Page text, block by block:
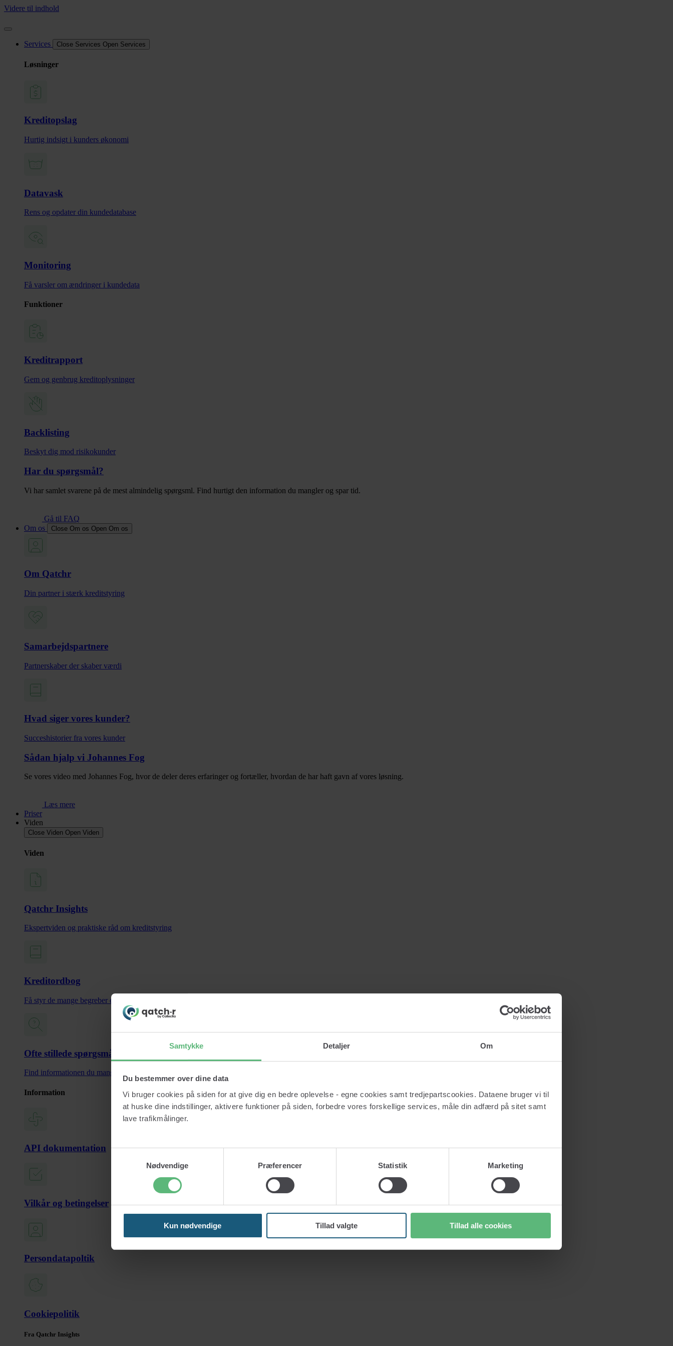
Samtykke Detaljer Om
Du bestemmer over dine data
Vi bruger cookies på siden for at give dig en bedre oplevelse - egne cookies samt tredjepartscookies. Dataene bruger vi til
at huske dine indstillinger, aktivere funktioner på siden, forbedre vores forskellige services, måle din adfærd på sitet samt
lave trafikmålinger.
Nødvendige
Præferencer Statistik Marketing
Kun nødvendige Tillad valgte Tillad alle cookies
Videre til indhold
Services Close Services Open Services
Løsninger
Kreditopslag
Hurtig indsigt i kunders økonomi
Datavask
Rens og opdater din kundedatabase
Monitoring
Få varsler om ændringer i kundedata
Funktioner
Kreditrapport
Gem og genbrug kreditoplysninger
Backlisting
Beskyt dig mod risikokunder
Har du spørgsmål?
Vi har samlet svarene på de mest almindelig spørgsml. Find hurtigt den information du mangler og spar tid.
Gå til FAQ
Om os
Close Om os Open Om os
Om Qatchr
Din partner i stærk kreditstyring
Samarbejdspartnere
Partnerskaber der skaber værdi
Hvad siger vores kunder?
Succes­historier fra vores kunder
Sådan hjalp vi Johannes Fog
Se vores video med Johannes Fog, hvor de deler deres erfaringer og fortæller, hvordan de har haft gavn af vores løsning.
Læs mere
Priser
Viden
Close Viden Open Viden
Viden
Qatchr Insights
Ekspertviden og praktiske råd om kreditstyring
Kreditordbog
Få styr de mange begreber og termer inden for kreditstyring
Ofte stillede spørgsmål
Find informationen du mangler og spar tid
Information
API dokumentation
Vilkår og betingelser
Persondatapoltik
Cookiepolitik
Fra Qatchr Insights